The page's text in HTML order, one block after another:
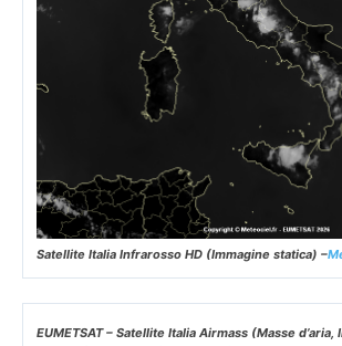
Satellite Italia Infrarosso HD (Immagine statica) –
EUMETSAT – Satellite Italia Airmass (Masse